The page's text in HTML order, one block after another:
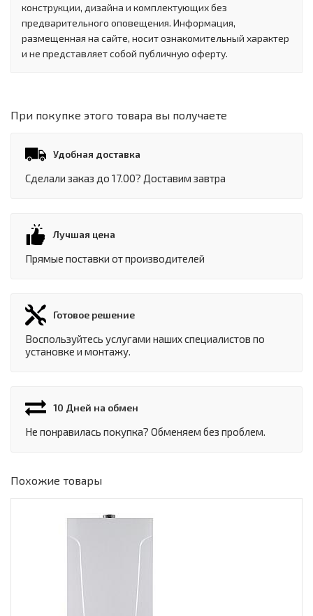
конструкции, дизайна и комплектующих без
предварительного оповещения. Информация,
размещенная на сайте, носит ознакомительный характер
и не представляет собой публичную оферту.
При покупке этого товара вы получаете
Удобная доставка
Сделали заказ до 17.00? Доставим завтра
Лучшая цена
Прямые поставки от производителей
Готовое решение
Воспользуйтесь услугами наших специалистов по
установке и монтажу.
10 Дней на обмен
Не понравилась покупка? Обменяем без проблем.
Похожие товары